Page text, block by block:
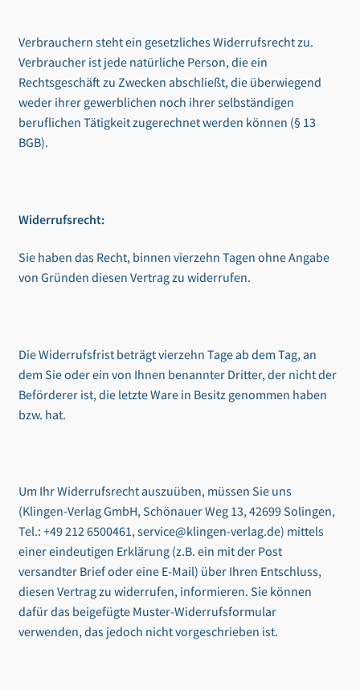
Verbrauchern steht ein gesetzliches Widerrufsrecht zu.
Verbraucher ist jede natürliche Person, die ein
Rechtsgeschäft zu Zwecken abschließt, die überwiegend
weder ihrer gewerblichen noch ihrer selbständigen
beruflichen Tätigkeit zugerechnet werden können (§ 13
BGB).
Widerrufsrecht:
Sie haben das Recht, binnen vierzehn Tagen ohne Angabe
von Gründen diesen Vertrag zu widerrufen.
Die Widerrufsfrist beträgt vierzehn Tage ab dem Tag, an
dem Sie oder ein von Ihnen benannter Dritter, der nicht der
Beförderer ist, die letzte Ware in Besitz genommen haben
bzw. hat.
Um Ihr Widerrufsrecht auszuüben, müssen Sie uns
(Klingen-Verlag GmbH, Schönauer Weg 13, 42699 Solingen,
Tel.: +49 212 6500461, service@klingen-verlag.de) mittels
einer eindeutigen Erklärung (z.B. ein mit der Post
versandter Brief oder eine E-Mail) über Ihren Entschluss,
diesen Vertrag zu widerrufen, informieren. Sie können
dafür das beigefügte Muster-Widerrufsformular
verwenden, das jedoch nicht vorgeschrieben ist.